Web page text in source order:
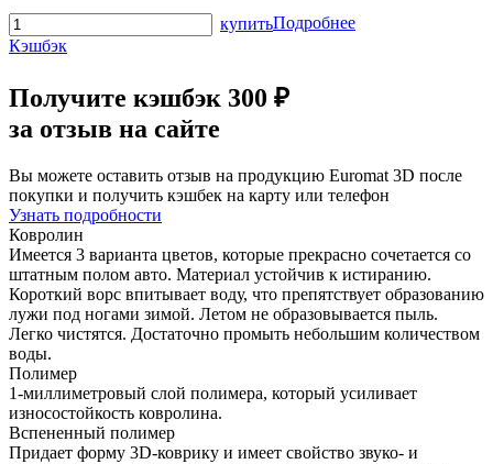
купитьПодробнее
Кэшбэк
Получите кэшбэк 300 ₽
за отзыв на сайте
Вы можете оставить отзыв на продукцию Euromat 3D после
покупки и получить кэшбек на карту или телефон
Узнать подробности
Ковролин
Имеется 3 варианта цветов, которые прекрасно сочетается со
штатным полом авто. Материал устойчив к истиранию.
Короткий ворс впитывает воду, что препятствует образованию
лужи под ногами зимой. Летом не образовывается пыль.
Легко чистятся. Достаточно промыть небольшим количеством
воды.
Полимер
1-миллиметровый слой полимера, который усиливает
износостойкость ковролина.
Вспененный полимер
Придает форму 3D-коврику и имеет свойство звуко- и